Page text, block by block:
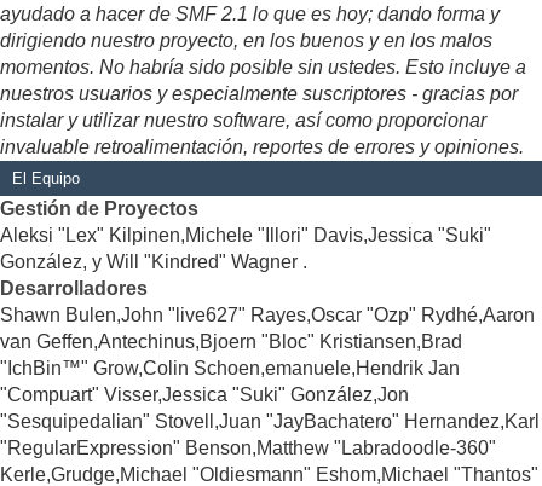
ayudado a hacer de SMF 2.1 lo que es hoy; dando forma y
dirigiendo nuestro proyecto, en los buenos y en los malos
momentos. No habría sido posible sin ustedes. Esto incluye a
nuestros usuarios y especialmente suscriptores - gracias por
instalar y utilizar nuestro software, así como proporcionar
invaluable retroalimentación, reportes de errores y opiniones.
El Equipo
Gestión de Proyectos
Aleksi "Lex" Kilpinen,Michele "Illori" Davis,Jessica "Suki"
González, y Will "Kindred" Wagner .
Desarrolladores
Shawn Bulen,John "live627" Rayes,Oscar "Ozp" Rydhé,Aaron
van Geffen,Antechinus,Bjoern "Bloc" Kristiansen,Brad
"IchBin™" Grow,Colin Schoen,emanuele,Hendrik Jan
"Compuart" Visser,Jessica "Suki" González,Jon
"Sesquipedalian" Stovell,Juan "JayBachatero" Hernandez,Karl
"RegularExpression" Benson,Matthew "Labradoodle-360"
Kerle,Grudge,Michael "Oldiesmann" Eshom,Michael "Thantos"